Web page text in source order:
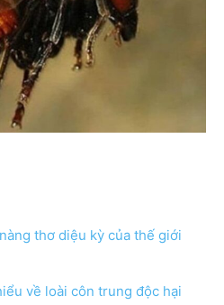
thơ diệu kỳ của thế giới
về loài côn trung độc hại